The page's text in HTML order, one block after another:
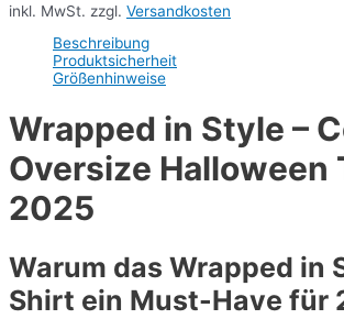
inkl. MwSt. zzgl. Versandkosten
Beschreibung
Produktsicherheit
Größenhinweise
Wrapped in Style –
Oversize Halloween
2025
Warum das Wrapped in
Shirt ein Must-Have für